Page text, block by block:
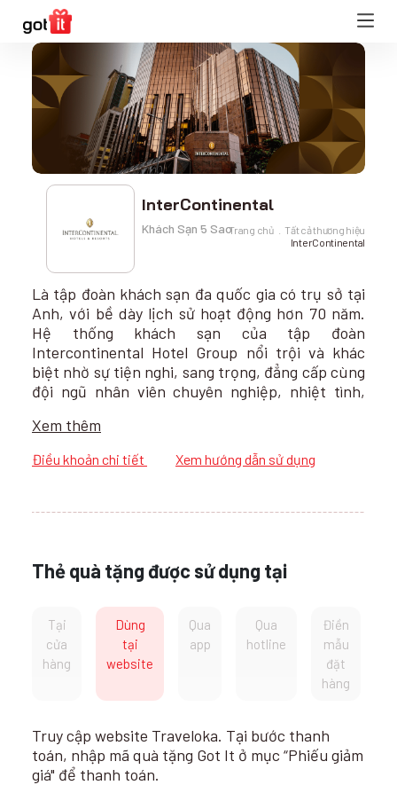
InterContinental
Khách Sạn 5 SaoTrang chủ
Tất cả thương hiệu
InterContinental
Là tập đoàn khách sạn đa quốc gia có trụ sở tại
Anh, với bề dày lịch sử hoạt động hơn 70 năm.
Hệ thống khách sạn của tập đoàn
Intercontinental Hotel Group nổi trội và khác
biệt nhờ sự tiện nghi, sang trọng, đẳng cấp cùng
đội ngũ nhân viên chuyên nghiệp, nhiệt tình,
vị và hài lòng nhất.
Xem thêm
Điều khoản chi tiết Xem hướng dẫn sử dụng
Thẻ quà tặng được sử dụng tại
Tại
cửa
hàng
Dùng
tại
website
Qua
app
Qua
hotline
Điền
mẫu
đặt
hàng
Truy cập website Traveloka. Tại bước thanh
toán, nhập mã quà tặng Got It ở mục “Phiếu giảm
giá" để thanh toán.